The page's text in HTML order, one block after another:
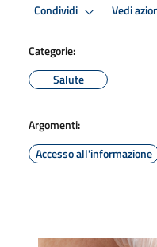
Condividi Vedi
Categorie:
Salute
Argomenti:
Accesso all'informazione